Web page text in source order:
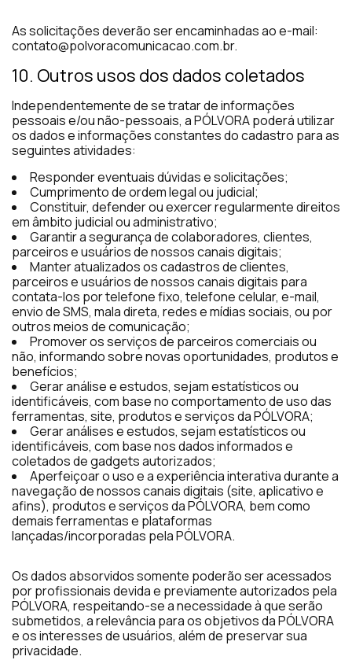
As solicitações deverão ser encaminhadas ao e-mail:
contato@polvoracomunicacao.com.br.
10. Outros usos dos dados coletados
Independentemente de se tratar de informações
pessoais e/ou não-pessoais, a PÓLVORA poderá utilizar
os dados e informações constantes do cadastro para as
seguintes atividades:
Responder eventuais dúvidas e solicitações;
Cumprimento de ordem legal ou judicial;
Constituir, defender ou exercer regularmente direitos
em âmbito judicial ou administrativo;
Garantir a segurança de colaboradores, clientes,
parceiros e usuários de nossos canais digitais;
Manter atualizados os cadastros de clientes,
parceiros e usuários de nossos canais digitais para
contata-los por telefone fixo, telefone celular, e-mail,
envio de SMS, mala direta, redes e mídias sociais, ou por
outros meios de comunicação;
Promover os serviços de parceiros comerciais ou
não, informando sobre novas oportunidades, produtos e
benefícios;
Gerar análise e estudos, sejam estatísticos ou
identificáveis, com base no comportamento de uso das
ferramentas, site, produtos e serviços da PÓLVORA;
Gerar análises e estudos, sejam estatísticos ou
identificáveis, com base nos dados informados e
coletados de gadgets autorizados;
Aperfeiçoar o uso e a experiência interativa durante a
navegação de nossos canais digitais (site, aplicativo e
afins), produtos e serviços da PÓLVORA, bem como
demais ferramentas e plataformas
lançadas/incorporadas pela PÓLVORA.
Os dados absorvidos somente poderão ser acessados
por profissionais devida e previamente autorizados pela
PÓLVORA, respeitando-se a necessidade à que serão
submetidos, a relevância para os objetivos da PÓLVORA
e os interesses de usuários, além de preservar sua
privacidade.